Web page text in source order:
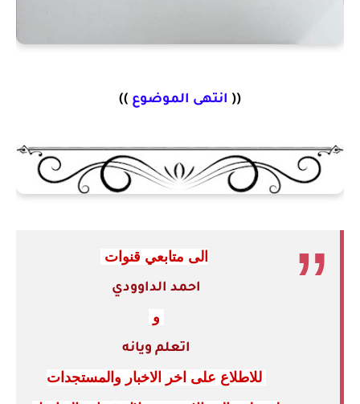
(( انتهى الموضوع ))
الى متابعي قنوات
احمد الداوودي
و
اتعلم ويانه
للاطلاع على اخر الاخبار والمستجدات